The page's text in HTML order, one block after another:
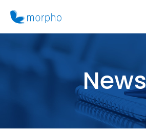
News